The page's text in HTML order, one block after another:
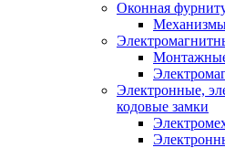
Оконная
Электронные,
кодовые замки